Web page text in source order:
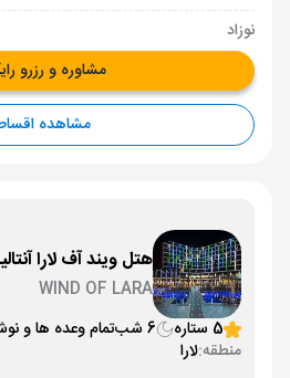
نوزاد
مشاوره و رزرو
مشاهده
هتل ویند آف لارا
WIND OF LARA
5 ستاره
6 شب تمام وعده ها و
منطقه:لارا